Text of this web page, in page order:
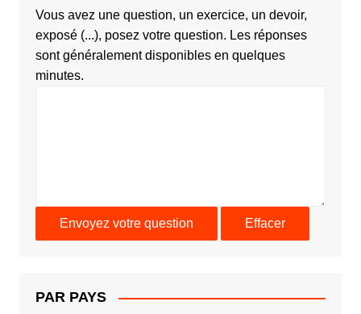
Vous avez une question, un exercice, un devoir,
exposé (...), posez votre question. Les réponses
sont généralement disponibles en quelques
minutes.
PAR PAYS